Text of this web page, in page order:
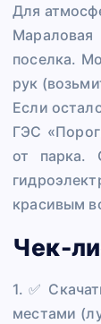
Для
поселка.
рук
Если
ГЭС
от парка.
красивым
Чек-
1. ✅
местами